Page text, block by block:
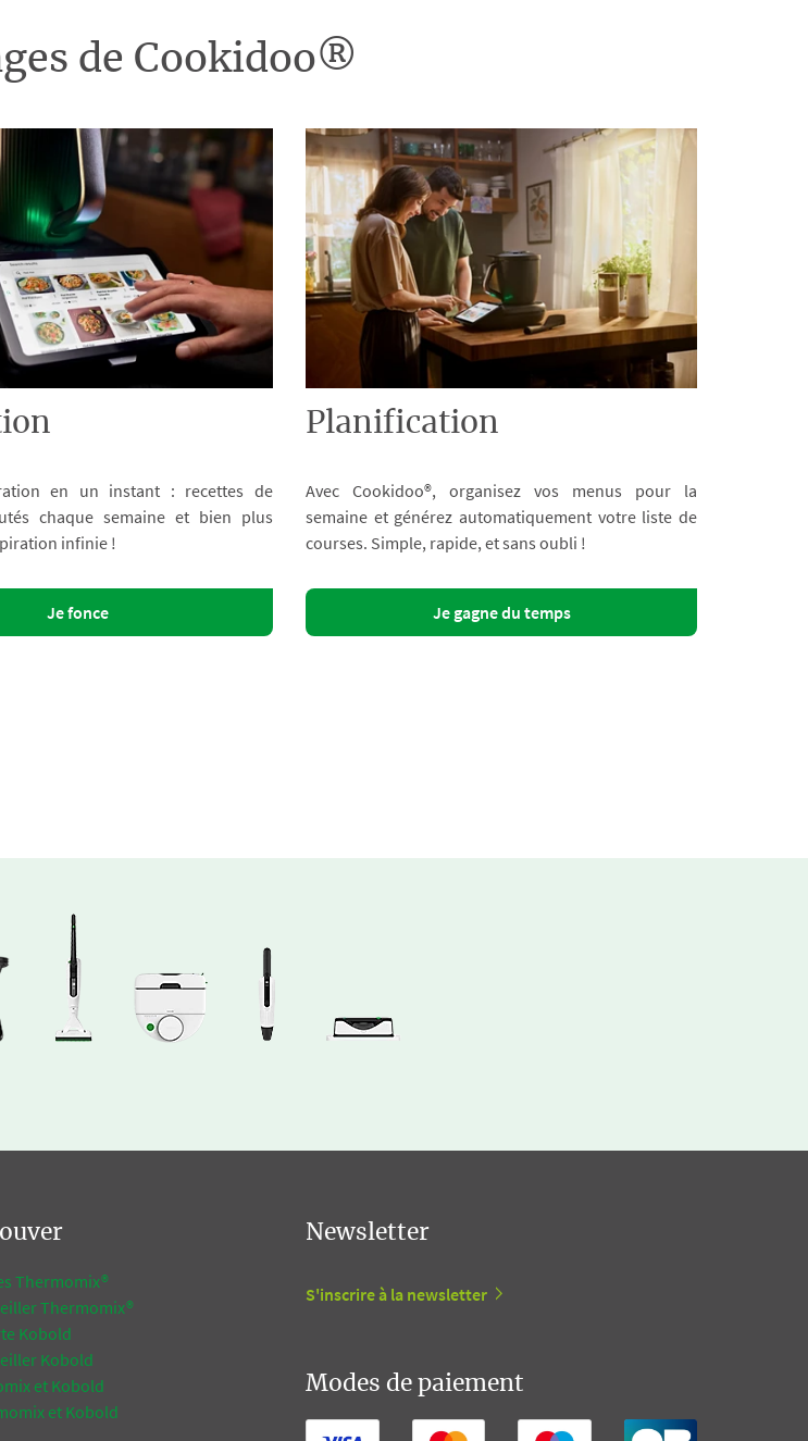
de Cookidoo®
en un instant : recettes de
chaque semaine et bien plus
infinie !
Je fonce
Planification
Avec Cookidoo®, organisez vos menus pour la
semaine et générez automatiquement votre liste de
courses. Simple, rapide, et sans oubli !
Je gagne du temps
Thermomix®
Thermomix®
Kobold
Kobold
et Kobold
et Kobold
Newsletter
S'inscrire à la newsletter
Modes de paiement